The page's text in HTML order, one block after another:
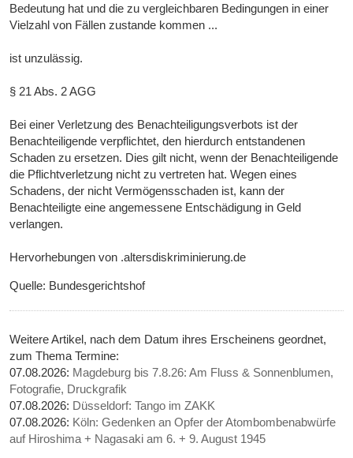
Bedeutung hat und die zu vergleichbaren Bedingungen in einer
Vielzahl von Fällen zustande kommen ...
ist unzulässig.
§ 21 Abs. 2 AGG
Bei einer Verletzung des Benachteiligungsverbots ist der
Benachteiligende verpflichtet, den hierdurch entstandenen
Schaden zu ersetzen. Dies gilt nicht, wenn der Benachteiligende
die Pflichtverletzung nicht zu vertreten hat. Wegen eines
Schadens, der nicht Vermögensschaden ist, kann der
Benachteiligte eine angemessene Entschädigung in Geld
verlangen.
Hervorhebungen von .altersdiskriminierung.de
Quelle: Bundesgerichtshof
Weitere Artikel, nach dem Datum ihres Erscheinens geordnet,
zum Thema Termine:
07.08.2026: Magdeburg bis 7.8.26: Am Fluss & Sonnenblumen,
Fotografie, Druckgrafik
07.08.2026: Düsseldorf: Tango im ZAKK
07.08.2026: Köln: Gedenken an Opfer der Atombombenabwürfe
auf Hiroshima + Nagasaki am 6. + 9. August 1945